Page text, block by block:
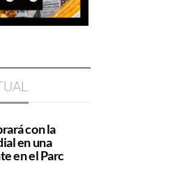
con la
en una
en el Parc